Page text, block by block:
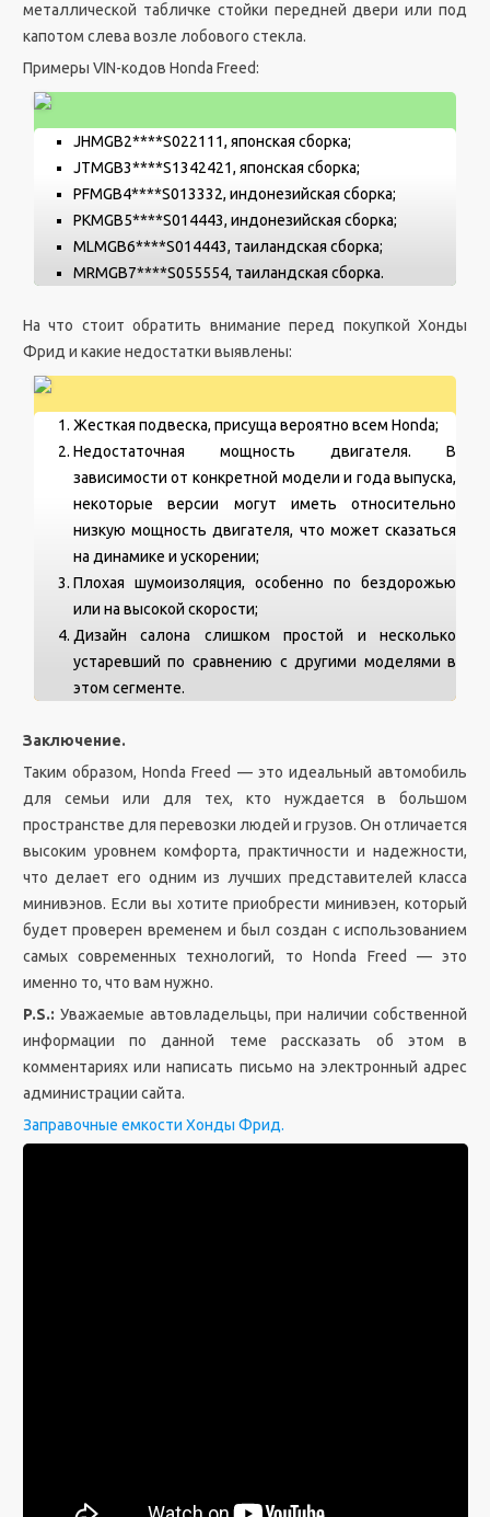
металлической табличке стойки передней двери или под
капотом слева возле лобового стекла.
Примеры VIN-кодов Honda Freed:
JHMGB2****S022111, японская сборка;
JTMGB3****S1342421, японская сборка;
PFMGB4****S013332, индонезийская сборка;
PKMGB5****S014443, индонезийская сборка;
MLMGB6****S014443, таиландская сборка;
MRMGB7****S055554, таиландская сборка.
На что стоит обратить внимание перед покупкой Хонды
Фрид и какие недостатки выявлены:
Жесткая подвеска, присуща вероятно всем Honda;
Недостаточная мощность двигателя. В
зависимости от конкретной модели и года выпуска,
некоторые версии могут иметь относительно
низкую мощность двигателя, что может сказаться
на динамике и ускорении;
Плохая шумоизоляция, особенно по бездорожью
или на высокой скорости;
Дизайн салона слишком простой и несколько
устаревший по сравнению с другими моделями в
этом сегменте.
Заключение.
Таким образом, Honda Freed — это идеальный автомобиль
для семьи или для тех, кто нуждается в большом
пространстве для перевозки людей и грузов. Он отличается
высоким уровнем комфорта, практичности и надежности,
что делает его одним из лучших представителей класса
минивэнов. Если вы хотите приобрести минивэен, который
будет проверен временем и был создан с использованием
самых современных технологий, то Honda Freed — это
именно то, что вам нужно.
P.S.: Уважаемые автовладельцы, при наличии собственной
информации по данной теме рассказать об этом в
комментариях или написать письмо на электронный адрес
администрации сайта.
Заправочные емкости Хонды Фрид.